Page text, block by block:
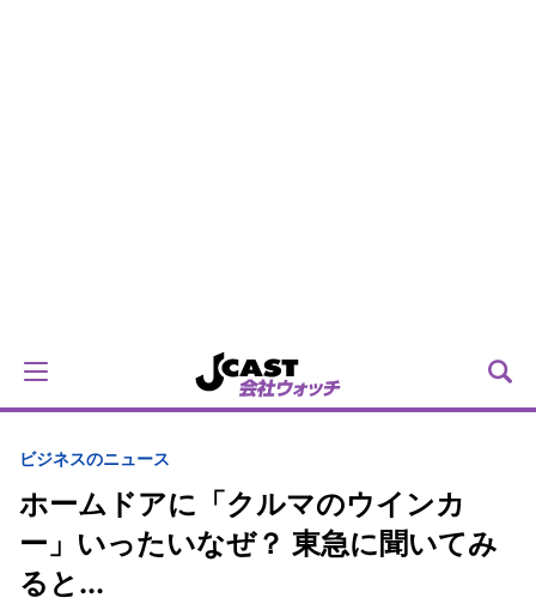
ビジネスのニュース
ホームドアに「クルマのウインカ
ー」いったいなぜ？ 東急に聞いてみ
ると...